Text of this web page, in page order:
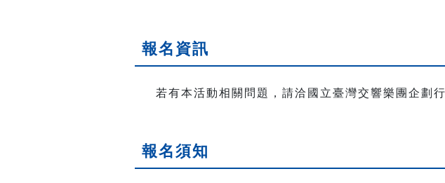
報名資訊
若有本活動相關問題，請洽國立臺灣交響樂團企劃
報名須知